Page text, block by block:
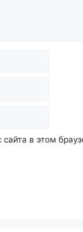
в этом